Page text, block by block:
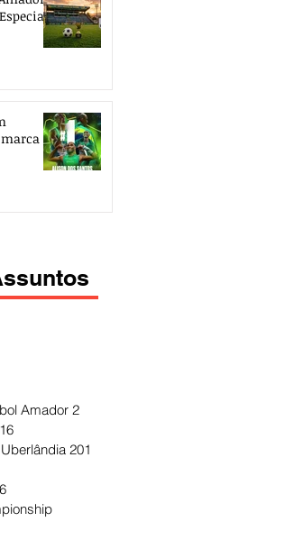
e
Amador 2
201